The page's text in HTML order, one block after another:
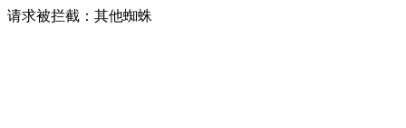
请求被拦截：其他蜘蛛